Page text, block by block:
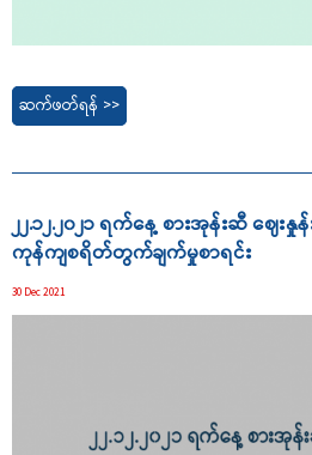
ဆက်ဖတ်ရန် >>
၂၂.၁၂.၂၀၂၁ ရက်နေ့ စားအုန်းဆီ ဈေ
ကုန်ကျစရိတ်တွက်ချက်မှုစာရင်း
30 Dec 2021